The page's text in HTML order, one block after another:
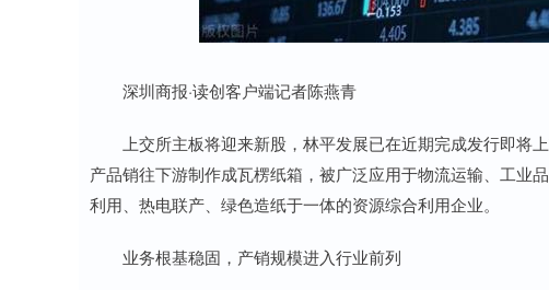
深圳商报·读创客户端记者陈燕青
上交所主板将迎来新股，林平发展已在近期完成发行即将
产品销往下游制作成瓦楞纸箱，被广泛应用于物流运输、工业
利用、热电联产、绿色造纸于一体的资源综合利用企业。
业务根基稳固，产销规模进入行业前列